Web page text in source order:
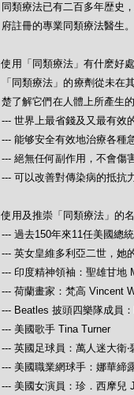
同類療法已有二百多年歴史
府註冊的專業同類療法醫生。
使用「同類療法」有什麽好
「同類療法」的療劑從未
楚了解它們在人體上所產生
--- 世界上最省錢及又最有效
--- 能够安全有效地治療各種
--- 絕無任何副作用，不會傷
--- 可以改善對傳染病的抵抗
使用及推崇「同類療法」的名
--- 過去150年來11任美國總
--- 英女皇維多利亞二世，她
--- 印度精神領袖：聖雄甘地
--- 荷蘭畫家：梵高 Vincent
--- Beatles 披頭四樂隊成員
--- 美國歌手 Tina Turner
--- 英國足球員：萬人迷大衛
--- 美國職業網球手：娜華締
--- 美國女演員：珍．西摩兒